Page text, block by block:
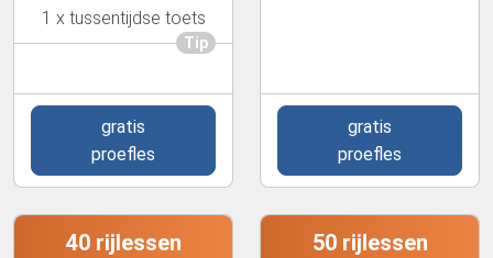
1 x tussentijdse toets
Tip
gratis
proefles
gratis
proefles
40 rijlessen
50 rijlessen